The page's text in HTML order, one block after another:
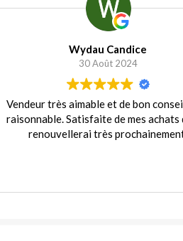
Wydau Candice
30 Août 2024
Vendeur très aimable et de bon
raisonnable. Satisfaite de mes achats
renouvellerai très